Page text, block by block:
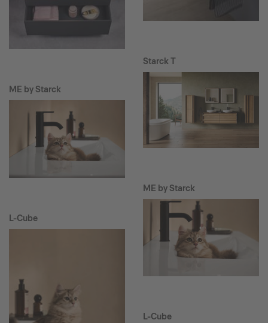
ME by Starck
L-Cube
Starck T
ME by Starck
L-Cube